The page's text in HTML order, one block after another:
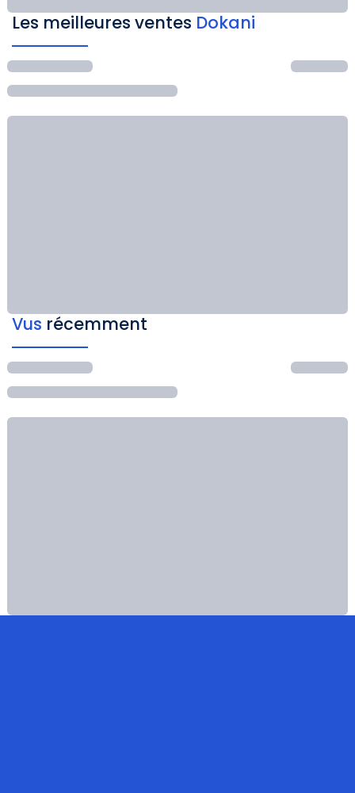
Les meilleures ventes Dokani
Vus récemment